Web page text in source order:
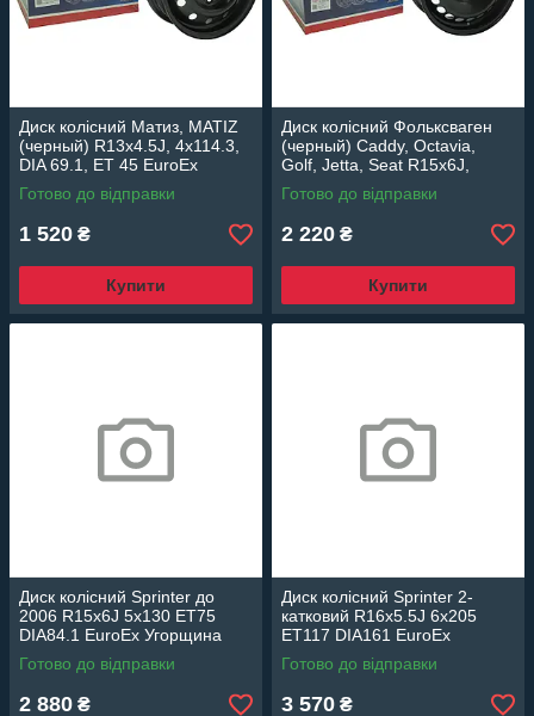
Диск колісний Матиз, MATIZ
(черный) R13x4.5J, 4x114.3,
DIA 69.1, ET 45 EuroEx
Венгрия
Готово до відправки
1 520 ₴
Купити
Диск колісний Фольксваген
(черный) Caddy, Octavia,
Golf, Jetta, Seat R15x6J,
5x112, DIA 57.1, ET 47 EuroEx
Венгрия
Готово до відправки
2 220 ₴
Купити
Диск колісний Sprinter до
2006 R15x6J 5x130 ET75
DIA84.1 EuroEx Угорщина
EX-SPRR15S
Готово до відправки
2 880 ₴
Диск колісний Sprinter 2-
катковий R16x5.5J 6x205
ET117 DIA161 EuroEx
Угорщина 2E0601019H EX-
SPRR16-2
Готово до відправки
3 570 ₴